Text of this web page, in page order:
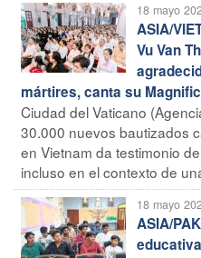
18 mayo
ASIA/
Vu Van
mártires, canta su
Ciudad del Vaticano
30.000 nuevos bautizados
en Vietnam da testimonio
incluso en el contexto de
18 mayo
ASIA/